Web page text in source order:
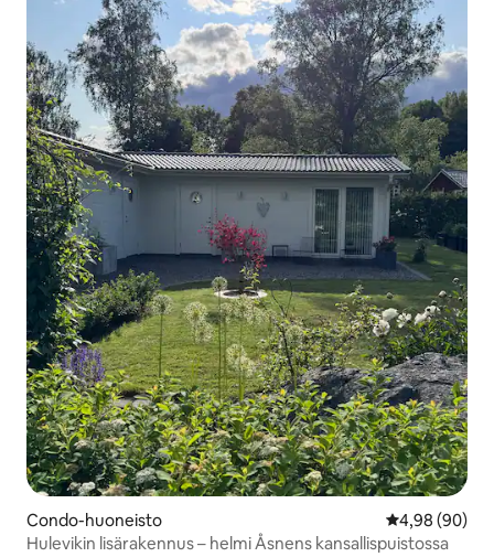
Condo-huoneisto
4,98 (90)
Hulevikin lisärakennus – helmi Åsnens kansallispuistossa